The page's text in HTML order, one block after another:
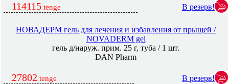
114115 tenge В резерв!
НОВАДЕРМ гель для лечения и избавления от прыщей /
NOVADERM gel
гель д/наруж. прим. 25 г, туба / 1 шт.
DAN Pharm
27802 tenge В резерв!